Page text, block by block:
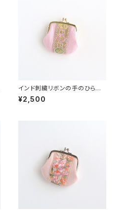
インド刺繍リボンの手のひらが
ま口ポーチ ピンク
¥2,500